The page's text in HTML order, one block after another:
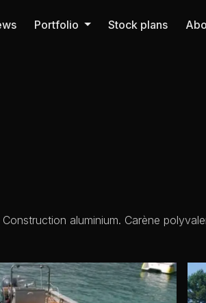
Portfolio Stock plans
aluminium. Carène